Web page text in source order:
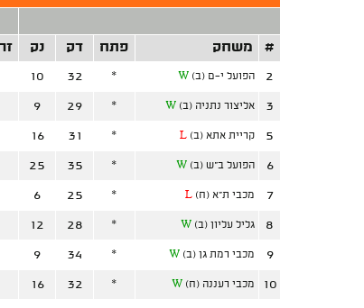
#
משחק פתח דק נק
2 הפועל י-ם (ב) W
*
32
10
3 אליצור נתניה (ב) W
*
29
9
5 קריית אתא (ב) L
*
31
16
6 הפועל ב"ש (ב) W
*
35
25
7 מכבי ת"א (ח) L
*
25
6
8 גליל עליון (ב) W
*
28
12
9 מכבי רמת גן (ב) W
*
34
9
10 מכבי רעננה (ח) W
*
32
16